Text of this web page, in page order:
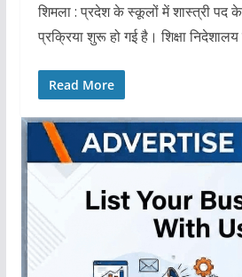
शिमला : प्रदेश के स्कूलों में शास्त्री पद के
प्रक्रिया शुरू हो गई है। शिक्षा
Read More